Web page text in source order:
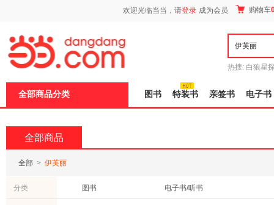
欢迎光临当当，请登录 成为会员 购物车
热搜: 白狼星
全部商品分类 图书 特装书 亲签书 电子书
全部商品
全部 > 伊芙丽
分类 图书 电子书/听书
页
加